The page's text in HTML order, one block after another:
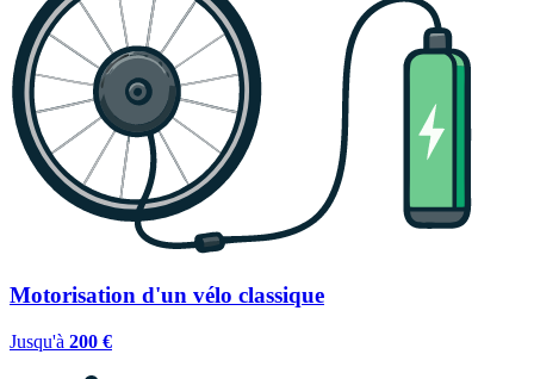
Motorisation d'un vélo classique
Jusqu'à 200 €